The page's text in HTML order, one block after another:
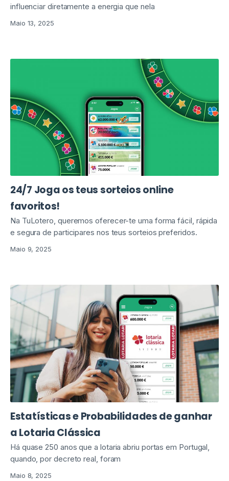
influenciar diretamente a energia que nela
Maio 13, 2025
24/7 Joga os teus sorteios online
favoritos!
Na TuLotero, queremos oferecer-te uma forma fácil, rápida
e segura de participares nos teus sorteios preferidos.
Maio 9, 2025
Estatísticas e Probabilidades de ganhar
a Lotaria Clássica
Há quase 250 anos que a lotaria abriu portas em Portugal,
quando, por decreto real, foram
Maio 8, 2025